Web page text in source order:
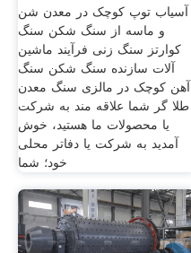
آسیاب توپ کوچک در معدن شن
و ماسه از سنگ شکن سنگ
کوارتز سنگ زنی فرآیند ماشین
آلات سازنده سنگ شکن سنگ
آهن کوچک در مالزی سنگ معدن
طلا گر شما علاقه مند به شرکت
یا محصولات ما هستید، خوش
آمدید به شرکت یا دفاتر محلی
خود؛ شما